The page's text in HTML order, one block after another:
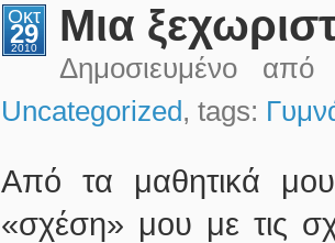
Οκτ
29
2010 Μια
Δημοσιευμένο
Uncategorized, tags:
Από τα μαθητικά
«σχέση» μου με τις